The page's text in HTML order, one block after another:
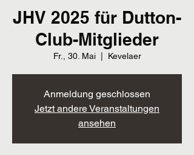
JHV 2025 für Dutton-
Club-Mitglieder
Fr., 30. Mai
  |
Kevelaer
Anmeldung geschlossen
Jetzt andere Veranstaltungen
ansehen